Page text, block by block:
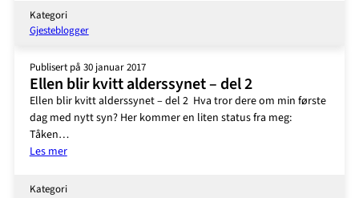
blir
kvitt
–
del
3
Kategori
Gjesteblogger
Publisert på 30 januar 2017
Ellen blir kvitt alderssynet – del 2
Ellen blir kvitt alderssynet – del 2 Hva tror dere om min første
dag med nytt syn? Her kommer en liten status fra meg:
Tåken…
Les mer:
blir
Kategori